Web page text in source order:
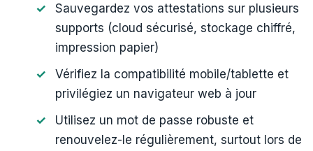
Sauvegardez vos attestations sur plusieurs
supports (cloud sécurisé, stockage chiffré,
impression papier)
Vérifiez la compatibilité mobile/tablette et
privilégiez un navigateur web à jour
Utilisez un mot de passe robuste et
renouvelez-le régulièrement, surtout lors de